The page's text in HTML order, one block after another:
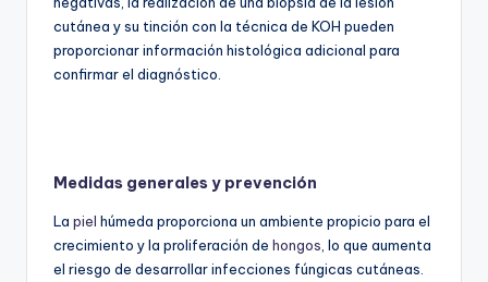
cutánea y su tinción con la técnica de KOH pueden
proporcionar información histológica adicional para
confirmar el diagnóstico.
Medidas generales y prevención
La piel húmeda proporciona un ambiente propicio para el
crecimiento y la proliferación de hongos , lo que aumenta
el riesgo de desarrollar infecciones fúngicas cutáneas.